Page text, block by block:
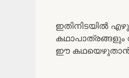
ഇതിനിടയിൽ
കഥാപാത്രങ്ങളും
ഈ